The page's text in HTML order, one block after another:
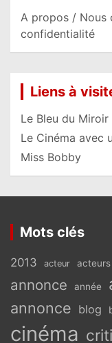
A propos / Nous
confidentialité
Liens à
Le Bleu du Miroir
Le Cinéma avec
Miss Bobby
Mots clés
2013 acteur acteurs
annonce année
annonce blog
cinéma